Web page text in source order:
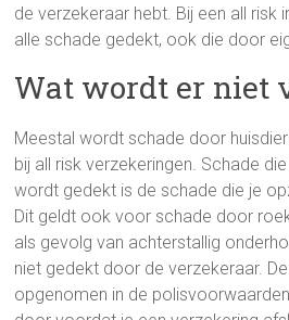
de verzekeraar hebt. Bij een all risk
alle schade gedekt, ook die door
Wat wordt er niet
Meestal wordt schade door
bij all risk verzekeringen. Schade
wordt gedekt is de schade die je
Dit geldt ook voor schade door
als gevolg van achterstallig
niet gedekt door de verzekeraar.
opgenomen in de